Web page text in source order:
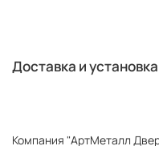
Доставка и установка
Компания "АртМеталл